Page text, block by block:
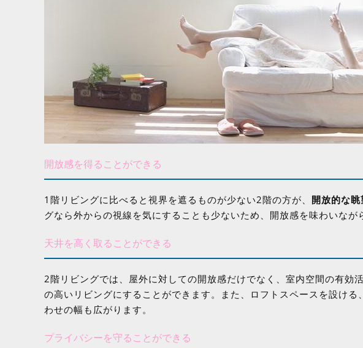
開放感を得ることができる
1階リビングに比べると視界を遮るものが少ない2階の方が、 開放的な
グなら外からの視線を気にすることも少ないため、開放感を味わいなが
天井を高く取ることができる
2階リビングでは、屋外に対しての開放感だけでなく、室内空間の有効
の高いリビングにすることができます。また、ロフトスペースを設け
わせの幅も広がります。
プライバシーを守ることができる